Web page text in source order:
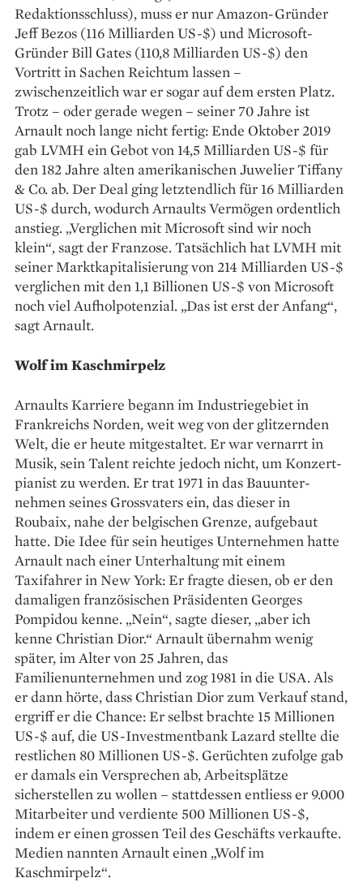
Redaktionsschluss), muss er nur Amazon-Gründer
Jeff Bezos (116 Milliarden US-$) und Microsoft-
Gründer Bill Gates (110,8 Milliarden US-$) den
Vortritt in Sachen Reichtum lassen –
zwischenzeitlich war er sogar auf dem ersten Platz.
Trotz – oder gerade wegen – seiner 70 Jahre ist
Arnault noch lange nicht fertig: Ende Oktober 2019
gab LVMH ein Gebot von 14,5 Milliarden US-$ für
den 182 Jahre alten amerikanischen Juwelier Tiffany
& Co. ab. Der Deal ging letztendlich für 16 Milliarden
US-$ durch, wodurch Arnaults Vermögen ordentlich
anstieg. „Verglichen mit Microsoft sind wir noch
klein“, sagt der Franzose. Tatsächlich hat LVMH mit
seiner Marktkapitalisierung von 214 Milliarden US-$
verglichen mit den 1,1 Billionen US-$ von Microsoft
noch viel Aufholpotenzial. „Das ist erst der Anfang“,
sagt Arnault.
Wolf im Kaschmirpelz
Arnaults Karriere begann im Industriegebiet in
Frankreichs Norden, weit weg von der glitzernden
Welt, die er heute mitgestaltet. Er war vernarrt in
Musik, sein Talent reichte jedoch nicht, um Konzert­
pianist zu werden. Er trat 1971 in das Bauunter­
nehmen seines Grossvaters ein, das dieser in
Roubaix, nahe der belgischen Grenze, aufgebaut
hatte. Die Idee für sein heutiges Unternehmen hatte
Arnault nach einer Unterhaltung mit einem
Taxifahrer in New York: Er fragte diesen, ob er den
damaligen französischen Präsidenten Georges
Pompidou kenne. „Nein“, sagte dieser, „aber ich
kenne Christian Dior.“ Arnault übernahm wenig
später, im Alter von 25 Jahren, das
Familienunternehmen und zog 1981 in die USA. Als
er dann hörte, dass Christian Dior zum Verkauf stand,
ergriff er die Chance: Er selbst brachte 15 Millionen
US-$ auf, die US-Investmentbank Lazard stellte die
restlichen 80 Millionen US-$. Gerüchten zufolge gab
er damals ein Versprechen ab, Arbeitsplätze
sicherstellen zu wollen – stattdessen entliess er 9.000
Mitarbeiter und verdiente 500 Millionen US-$,
indem er einen grossen Teil des Geschäfts verkaufte.
Medien nannten Arnault einen „Wolf im
Kaschmirpelz“.